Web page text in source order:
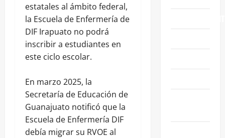
estatales al ámbito federal,
la Escuela de Enfermería de
DIF Irapuato no podrá
inscribir a estudiantes en
este ciclo escolar.
En marzo 2025, la
Secretaría de Educación de
Guanajuato notificó que la
Escuela de Enfermería DIF
debía migrar su RVOE al